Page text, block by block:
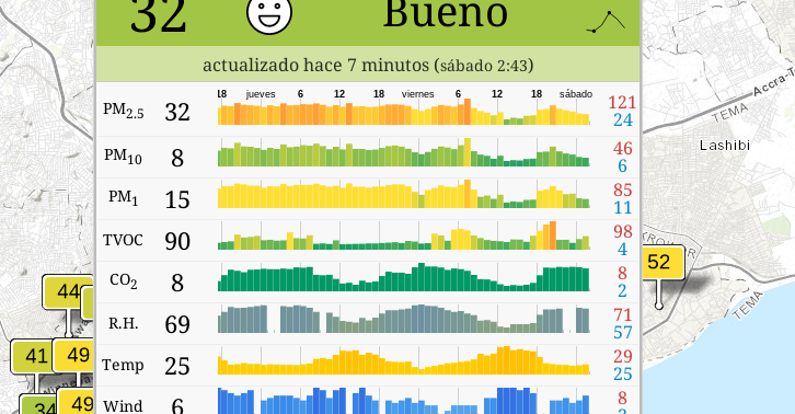
actualizado hace 7 minutos (sábado 2:43)
PM2.5 32
sábado
18
12
6
viernes
18
12
6
jueves
18 121
24
PM10 8 46
6
PM1 15 85
11
TVOC 90 98
4
CO2 8 8
2
R.H. 69 71
57
Temp 25 29
25
Wind 6 8